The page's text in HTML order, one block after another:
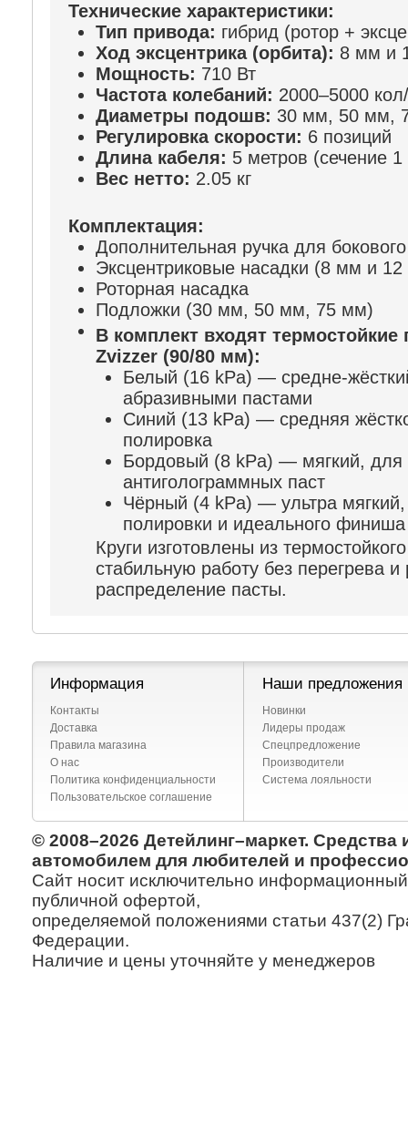
Технические характеристики:
Тип привода: гибрид (ротор +
Ход эксцентрика (орбита): 8 мм и
Мощность: 710 Вт
Частота колебаний: 2000–5000
Диаметры подошв: 30 мм, 50 мм,
Регулировка скорости: 6 позиций
Длина кабеля: 5 метров (сечение
Вес нетто: 2.05 кг
Комплектация:
Дополнительная ручка для
Эксцентриковые насадки (8 мм и
Роторная насадка
Подложки (30 мм, 50 мм, 75 мм)
В комплект входят
Zvizzer (90/80 мм):
Белый (16 kPa) — средне-
абразивными пастами
Синий (13 kPa) — средняя
полировка
Бордовый (8 kPa) — мягкий, для
антиголограммных паст
Чёрный (4 kPa) — ультра
полировки и идеального финиша
Круги изготовлены из
стабильную работу без перегрева
распределение пасты.
Информация
Контакты
Доставка
Правила магазина
О нас
Политика конфиденциальности
Пользовательское соглашение
Наши предложения
Новинки
Лидеры продаж
Спецпредложение
Производители
Система лояльности
© 2008–2026 Детейлинг–маркет. Средства
автомобилем для любителей и
Сайт носит исключительно информационный
публичной офертой,
определяемой положениями статьи 437(2)
Федерации.
Наличие и цены уточняйте у менеджеров